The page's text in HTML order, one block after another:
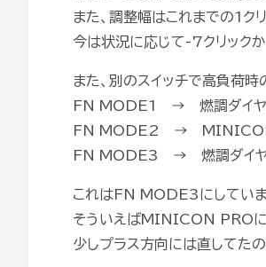
また、調整幅はこれまでの1ク
今は状況に応じて-7クリック
また、別のスイッチで高負荷
FN MODE1 → 燃調ダイヤ
FN MODE2 → MINICON-
FN MODE3 → 燃調ダイヤ
これはFN MODE3にしていま
そういえばMINICON PROに
少しプラス方向には直してた